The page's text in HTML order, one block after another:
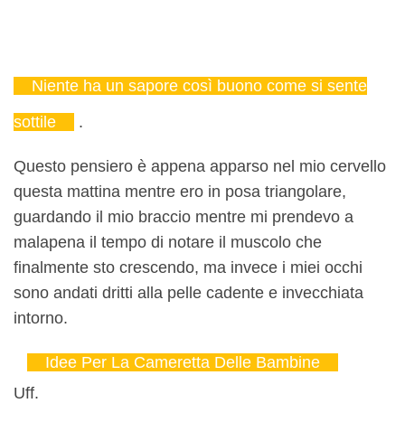
Niente ha un sapore così buono come si sente
sottile
.
Questo pensiero è appena apparso nel mio cervello
questa mattina mentre ero in posa triangolare,
guardando il mio braccio mentre mi prendevo a
malapena il tempo di notare il muscolo che
finalmente sto crescendo, ma invece i miei occhi
sono andati dritti alla pelle cadente e invecchiata
intorno.
Idee Per La Cameretta Delle Bambine
Uff.